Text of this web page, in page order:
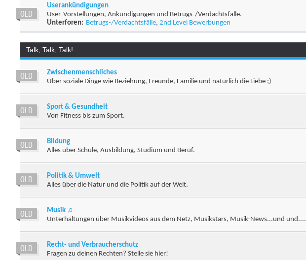
Userankündigungen
User-Vorstellungen, Ankündigungen und Betrugs-/Verdachtsfälle.
Unterforen: Betrugs-/Verdachtsfälle, 2nd Level Bewerbungen
Talk, Talk, Talk!
Zwischenmenschliches
Über soziale Dinge wie Beziehung, Freunde, Familie und natürlich die Liebe ;)
Sport & Gesundheit
Von Fitness bis zum Sport.
Bildung
Alles über Schule, Ausbildung, Studium und Beruf.
Politik & Umwelt
Alles über die Natur und die Politik auf der Welt.
Musik ♫
Unterhaltungen über Musikvideos aus dem Netz, Musikstars, Musik-News...und und....
Recht- und Verbraucherschutz
Fragen zu deinen Rechten? Stelle sie hier!